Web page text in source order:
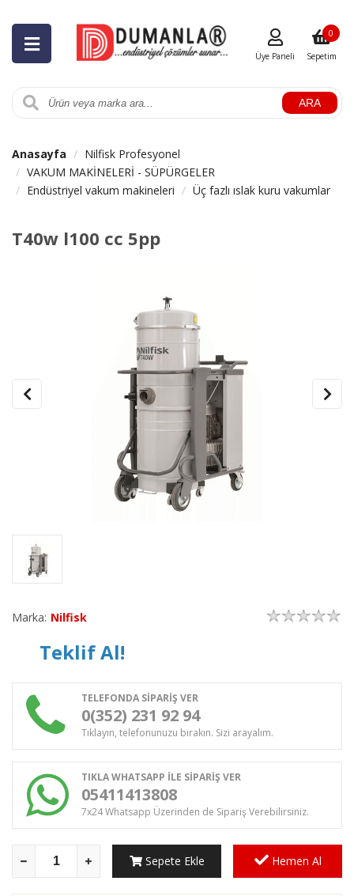
ARA
Üye Paneli Sepetim
0
Anasayfa
Nilfisk Profesyonel
VAKUM MAKİNELERİ - SÜPÜRGELER
Endüstriyel vakum makineleri
Üç fazlı ıslak kuru vakumlar
T40w l100 cc 5pp
Marka: Nilfisk
Teklif Al!
TELEFONDA SİPARİŞ VER
0(352) 231 92 94
Tıklayın, telefonunuzu bırakın. Sizi arayalım.
TIKLA WHATSAPP İLE SİPARİŞ VER
05411413808
7x24 Whatsapp Üzerinden de Sipariş Verebilirsiniz.
Sepete Ekle Hemen Al